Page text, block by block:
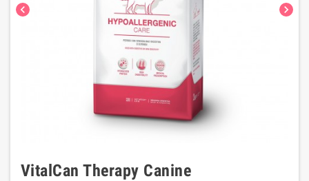
chevron_left chevron_right
VitalCan Therapy Canine